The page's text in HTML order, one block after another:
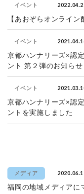
イベント
【あおぞらオンライン
イベント
京都ハンナリーズ×認
ント 第２弾のお知らせ
イベント
京都ハンナリーズ×認
ントを実施しました
メディア
福岡の地域メディアに